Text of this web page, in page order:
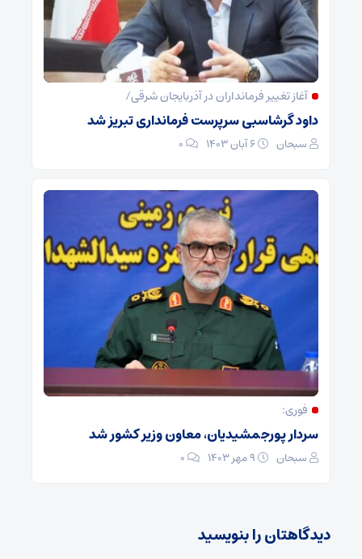
آغاز تغییر فرمانداران در آذربایجان شرقی/
داود گرشاسبی سرپرست فرمانداری تبریز شد
سبحان ۰
فوری:
سردار پورجمشیدیان، معاون وزیر کشور شد
سبحان ۰
دیدگاهتان را بنویسید